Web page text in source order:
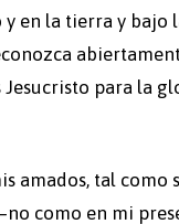
y en la tierra y bajo
Jesucristo para la
amados, tal como
como en mi